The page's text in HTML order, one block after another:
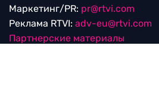
Маркетинг/PR: pr@rtvi.com
Реклама RTVI: adv-eu@rtvi.com
Партнерские материалы